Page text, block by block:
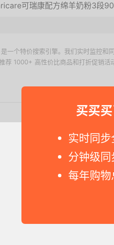
买买
实时同
分钟级
每年购
可瑞康配方绵羊奶粉3段
一个特价搜索引擎。我们实时监控和
荐 1000+ 高性价比商品和打折促销
Copyright © 2011-2026 网购